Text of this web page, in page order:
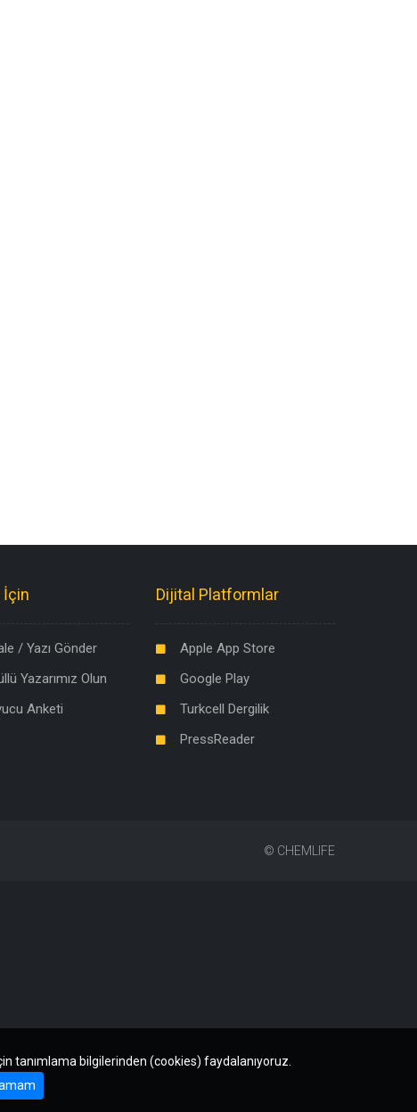
tanımlama bilgilerinden (cookies) faydalanıyoruz.
İçin
/ Yazı Gönder
Yazarımız Olun
Anketi
Dijital Platformlar
Apple App Store
Google Play
Turkcell Dergilik
PressReader
© CHEMLIFE